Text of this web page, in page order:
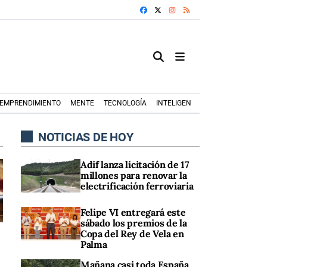
FACEBOOKINSTAGRAM
EMPRENDIMIENTO MENTE TECNOLOGÍA INTELIGENCIA ARTIFICIAL
NOTICIAS DE HOY
Adif lanza licitación de 17
millones para renovar la
electrificación ferroviaria
Felipe VI entregará este
sábado los premios de la
Copa del Rey de Vela en
Palma